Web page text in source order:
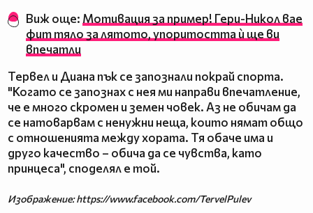
Виж още: Мотивация за пример! Гери-Никол вае
фит тяло за лятото, упоритостта ѝ ще ви
впечатли
Тервел и Диана пък се запознали покрай спорта.
"Когато се запознах с нея ми направи впечатление,
че е много скромен и земен човек. Аз не обичам да
се натоварвам с ненужни неща, които нямат общо
с отношенията между хората. Тя обаче има и
друго качество – обича да се чувства, като
принцеса", споделял е той.
Изображение: https://www.facebook.com/TervelPulev